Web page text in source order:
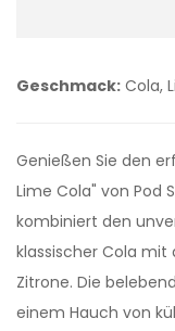
Geschmack: Cola,
Genießen Sie den
Lime Cola" von Pod
kombiniert den
klassischer Cola mit
Zitrone. Die
einem Hauch von